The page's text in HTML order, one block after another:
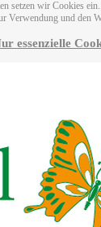
setzen wir Cookies
Verwendung und den
essenzielle